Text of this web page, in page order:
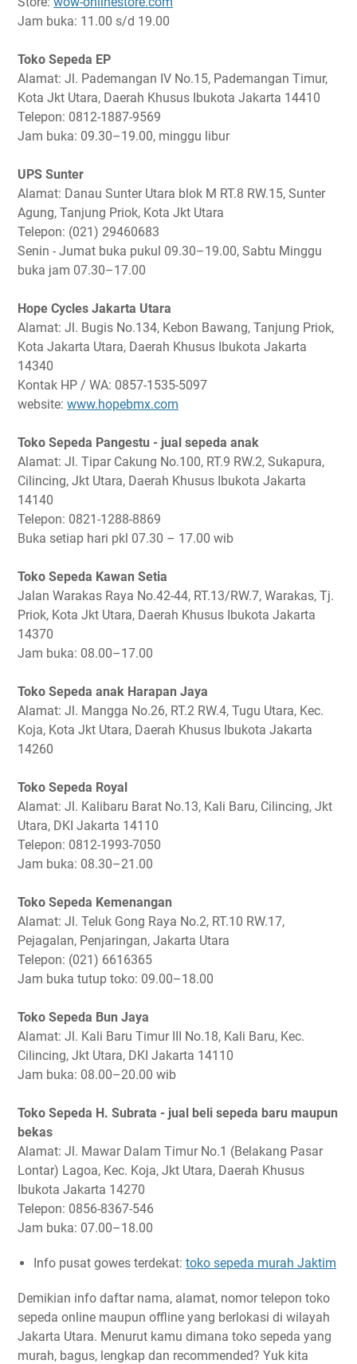
Jam buka: 11.00 s/d 19.00
Toko Sepeda EP
Alamat: Jl. Pademangan IV No.15, Pademangan Timur,
Kota Jkt Utara, Daerah Khusus Ibukota Jakarta 14410
Telepon: 0812-1887-9569
Jam buka: 09.30–19.00, minggu libur
UPS Sunter
Alamat: Danau Sunter Utara blok M RT.8 RW.15, Sunter
Agung, Tanjung Priok, Kota Jkt Utara
Telepon: (021) 29460683
Senin - Jumat buka pukul 09.30–19.00, Sabtu Minggu
buka jam 07.30–17.00
Hope Cycles Jakarta Utara
Alamat: Jl. Bugis No.134, Kebon Bawang, Tanjung Priok,
Kota Jakarta Utara, Daerah Khusus Ibukota Jakarta
14340
Kontak HP / WA: 0857-1535-5097
website: www.hopebmx.com
Toko Sepeda Pangestu - jual sepeda anak
Alamat: Jl. Tipar Cakung No.100, RT.9 RW.2, Sukapura,
Cilincing, Jkt Utara, Daerah Khusus Ibukota Jakarta
14140
Telepon: 0821-1288-8869
Buka setiap hari pkl 07.30 – 17.00 wib
Toko Sepeda Kawan Setia
Jalan Warakas Raya No.42-44, RT.13/RW.7, Warakas, Tj.
Priok, Kota Jkt Utara, Daerah Khusus Ibukota Jakarta
14370
Jam buka: 08.00–17.00
Toko Sepeda anak Harapan Jaya
Alamat: Jl. Mangga No.26, RT.2 RW.4, Tugu Utara, Kec.
Koja, Kota Jkt Utara, Daerah Khusus Ibukota Jakarta
14260
Toko Sepeda Royal
Alamat: Jl. Kalibaru Barat No.13, Kali Baru, Cilincing, Jkt
Utara, DKI Jakarta 14110
Telepon: 0812-1993-7050
Jam buka: 08.30–21.00
Toko Sepeda Kemenangan
Alamat: Jl. Teluk Gong Raya No.2, RT.10 RW.17,
Pejagalan, Penjaringan, Jakarta Utara
Telepon: (021) 6616365
Jam buka tutup toko: 09.00–18.00
Toko Sepeda Bun Jaya
Alamat: Jl. Kali Baru Timur III No.18, Kali Baru, Kec.
Cilincing, Jkt Utara, DKI Jakarta 14110
Jam buka: 08.00–20.00 wib
Toko Sepeda H. Subrata - jual beli sepeda baru maupun
bekas
Alamat: Jl. Mawar Dalam Timur No.1 (Belakang Pasar
Lontar) Lagoa, Kec. Koja, Jkt Utara, Daerah Khusus
Ibukota Jakarta 14270
Telepon: 0856-8367-546
Jam buka: 07.00–18.00
Info pusat gowes terdekat: toko sepeda murah Jaktim
Demikian info daftar nama, alamat, nomor telepon toko
sepeda online maupun offline yang berlokasi di wilayah
Jakarta Utara. Menurut kamu dimana toko sepeda yang
murah, bagus, lengkap dan recommended? Yuk kita